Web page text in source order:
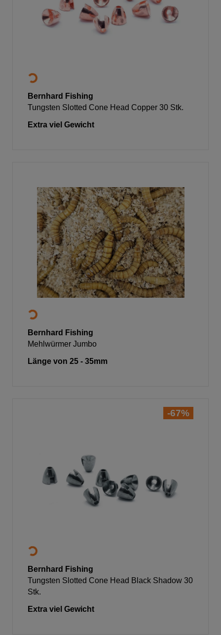
Bernhard Fishing
Tungsten Slotted Cone Head Copper 30 Stk.
Extra viel Gewicht
Bernhard Fishing
Mehlwürmer Jumbo
Länge von 25 - 35mm
-67%
Bernhard Fishing
Tungsten Slotted Cone Head Black Shadow 30
Stk.
Extra viel Gewicht